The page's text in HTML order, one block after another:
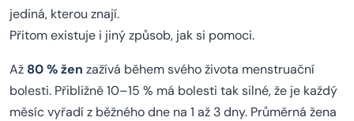
jediná, kterou znají.
Přitom existuje i jiný způsob, jak si pomoci.
Až 80 % žen zažívá během svého života menstruační
bolesti. Přibližně 10–15 % má bolesti tak silné, že je každý
měsíc vyřadí z běžného dne na 1 až 3 dny. Průměrná žena